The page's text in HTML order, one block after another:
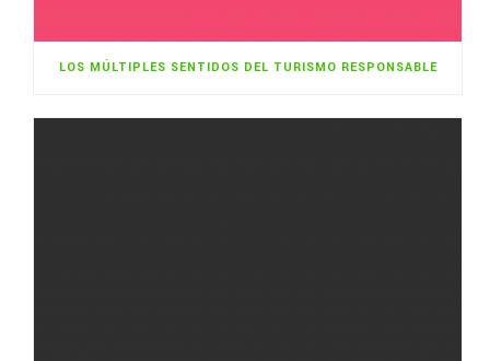
LOS MÚLTIPLES SENTIDOS DEL TURISMO RESPONSABLE